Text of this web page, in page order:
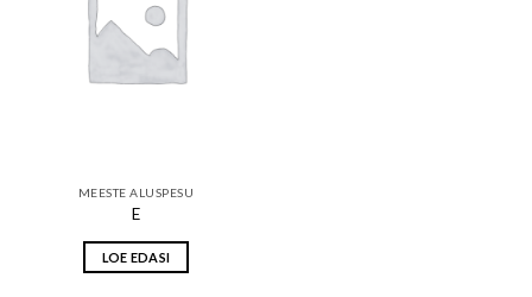
MEESTE ALUSPESU
E
LOE EDASI